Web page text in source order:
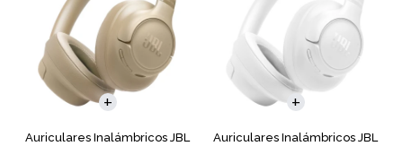
Auriculares Inalámbricos JBL
Auriculares Inalámbricos JBL